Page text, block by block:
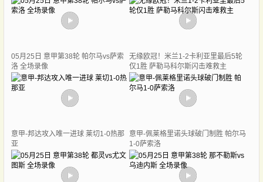
05月25日 意甲第38轮 帕尔马vs萨索
洛 全场录像
无缘欧冠！米兰1-2卡利亚里最后5轮
仅1胜 萨勒马科尔斯闪击难救主
意甲-邦达攻入唯一进球 莱切1-0热那
亚
意甲-佩莱格里诺头球破门制胜 帕尔马
1-0萨索洛